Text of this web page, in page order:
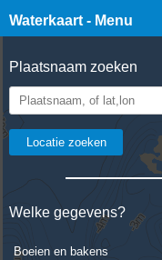
Waterkaart - Menu
Plaatsnaam zoeken
Welke gegevens?
Boeien en bakens
☰ Waterkaart Live